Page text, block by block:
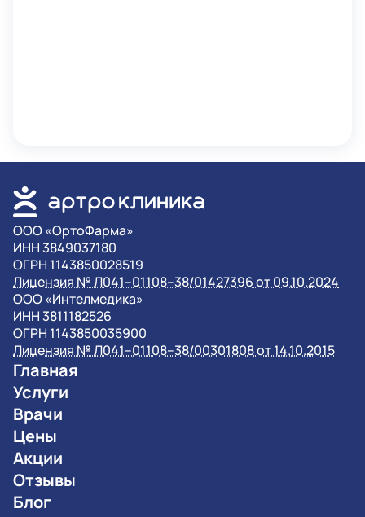
OOO «ОртоФарма»
ИНН 3849037180
ОГРН 1143850028519
Лицензия № Л041–01108–38/01427396 от 09.10.2024
OOO «Интелмедика»
ИНН 3811182526
ОГРН 1143850035900
Лицензия № Л041–01108–38/00301808 от 14.10.2015
Главная
Услуги
Врачи
Цены
Акции
Отзывы
Блог